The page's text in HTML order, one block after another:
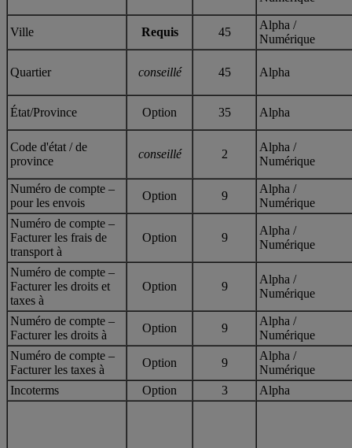
Ville Requis 45
Alpha /
Numérique
Quartier conseillé 45 Alpha
État/Province Option 35 Alpha
Code d'état / de
province
conseillé 2
Alpha /
Numérique
Numéro de compte –
pour les envois
Option 9
Alpha /
Numérique
Numéro de compte –
Facturer les frais de
transport à
Option 9
Alpha /
Numérique
Numéro de compte –
Facturer les droits et
taxes à
Option 9
Alpha /
Numérique
Numéro de compte –
Facturer les droits à
Option 9
Alpha /
Numérique
Numéro de compte –
Facturer les taxes à
Option 9
Alpha /
Numérique
Incoterms
Option 3 Alpha